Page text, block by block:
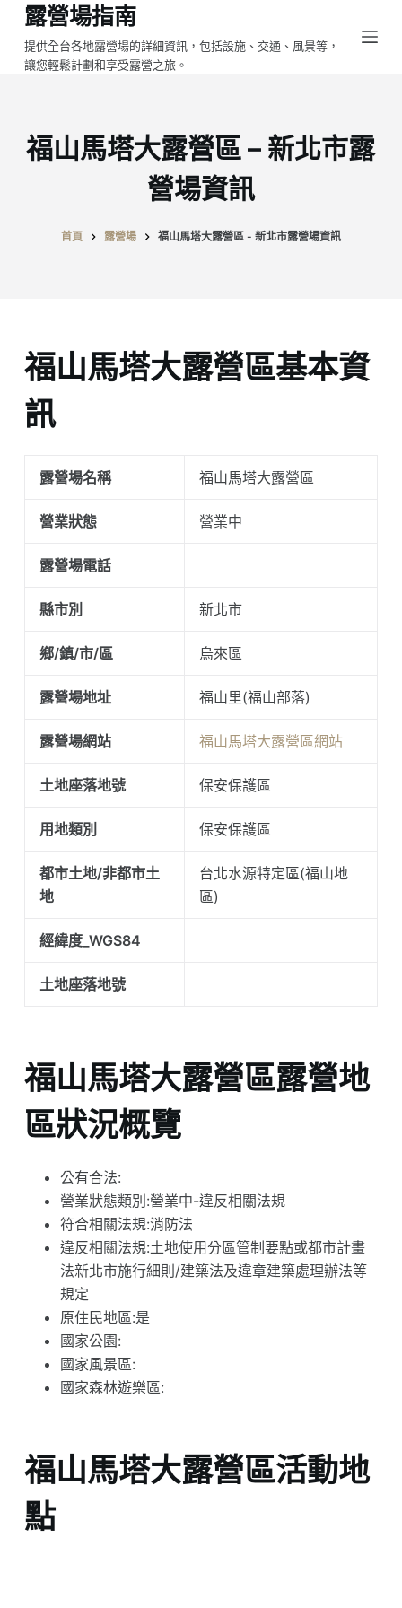
跳
至
主
容
露營場指南
提供全台各地露營場的詳細資訊，包括設施、交通、風景等，
讓您輕鬆計劃和享受露營之旅。
福山馬塔大露營區 – 新北市露
營場資訊
首頁 露營場 福山馬塔大露營區 - 新北市露營場資訊
福山馬塔大露營區基本資
訊
露營場名稱 福山馬塔大露營區
營業狀態 營業中
露營場電話
縣市別 新北市
鄉/鎮/市/區 烏來區
露營場地址 福山里(福山部落)
露營場網站 福山馬塔大露營區網站
土地座落地號 保安保護區
用地類別 保安保護區
都市土地/非都市土
地
台北水源特定區(福山地
區)
經緯度_WGS84
土地座落地號
福山馬塔大露營區露營地
區狀況概覽
公有合法:
營業狀態類別:營業中-違反相關法規
符合相關法規:消防法
違反相關法規:土地使用分區管制要點或都市計畫
法新北市施行細則/建築法及違章建築處理辦法等
規定
原住民地區:是
國家公園:
國家風景區:
國家森林遊樂區:
福山馬塔大露營區活動地
點